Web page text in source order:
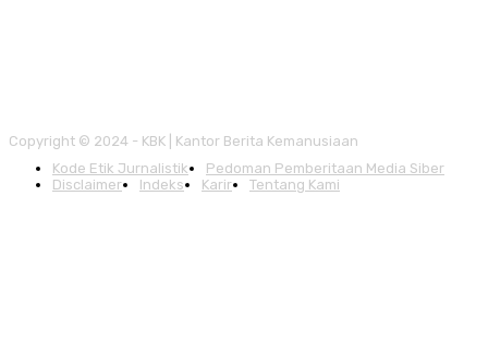
Copyright © 2024 - KBK | Kantor Berita Kemanusiaan
Kode Etik Jurnalistik
Pedoman Pemberitaan Media Siber
Disclaimer
Indeks Karir Tentang Kami